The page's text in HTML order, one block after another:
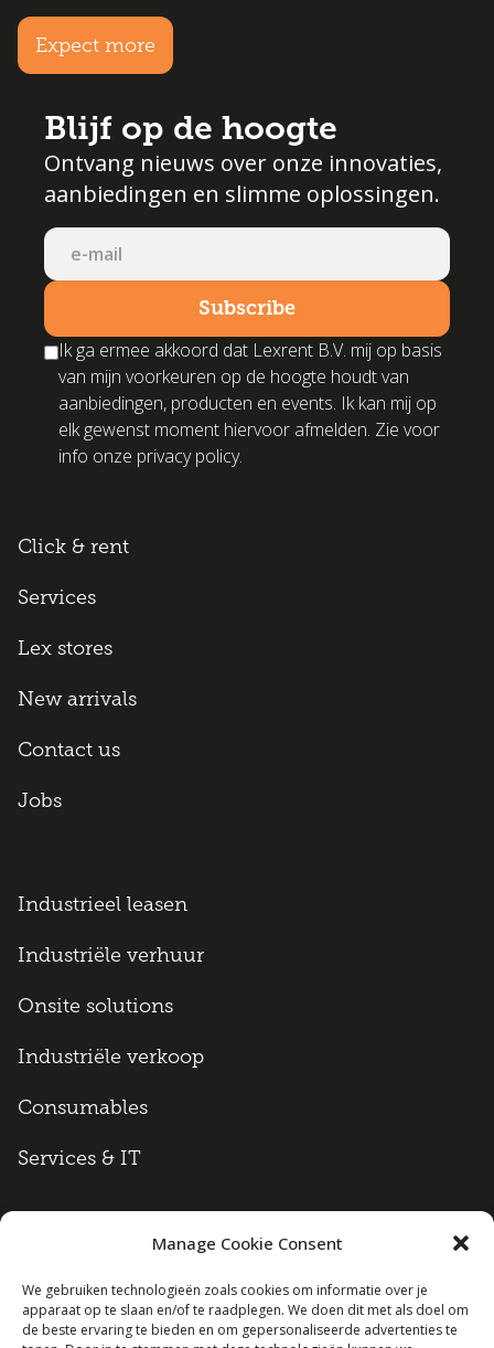
Manage Cookie Consent
We gebruiken technologieën zoals cookies om informatie over je
apparaat op te slaan en/of te raadplegen. We doen dit met als doel om
de beste ervaring te bieden en om gepersonaliseerde advertenties te
Expect more
Blijf op de hoogte
Ontvang nieuws over onze innovaties,
aanbiedingen en slimme oplossingen.
Ik ga ermee akkoord dat Lexrent B.V. mij op basis
van mijn voorkeuren op de hoogte houdt van
aanbiedingen, producten en events. Ik kan mij op
elk gewenst moment hiervoor afmelden. Zie voor
info onze privacy policy.
Click & rent
Services
Lex stores
New arrivals
Contact us
Jobs
Industrieel leasen
Industriële verhuur
Onsite solutions
Industriële verkoop
Consumables
Services & IT
Cookie policy